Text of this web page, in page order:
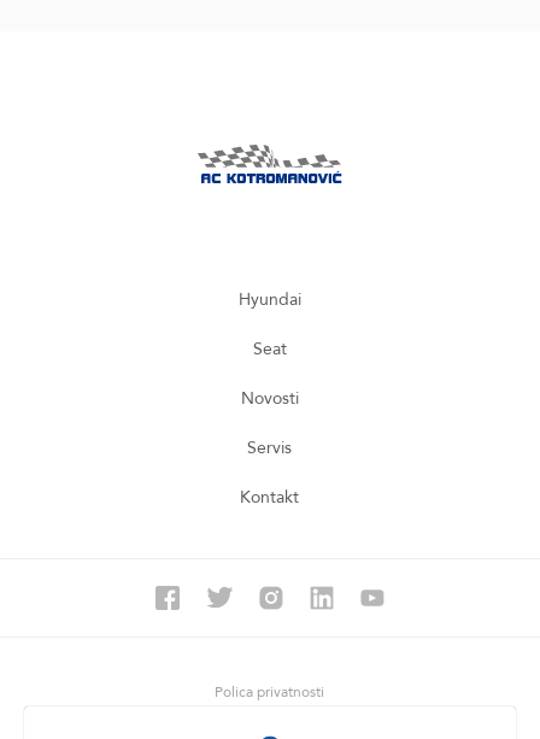
Hyundai
Seat
Novosti
Servis
Kontakt
Polica privatnosti